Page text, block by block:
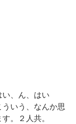
、ん、はい
いう、なんか思
。２人共。